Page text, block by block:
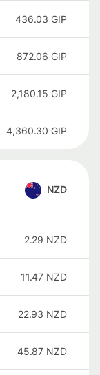
436.03 GIP
872.06 GIP
2,180.15 GIP
4,360.30 GIP
NZD
2.29 NZD
11.47 NZD
22.93 NZD
45.87 NZD